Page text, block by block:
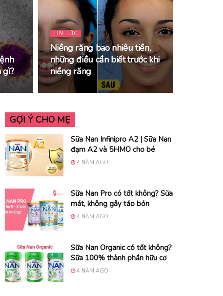
gì?
TIN TỨC
Niềng răng bao nhiêu tiền,
những điều cần biết trước khi
niềng răng
GỢI Ý CHO MẸ
Sữa Nan Infinipro A2 | Sữa Nan
đạm A2 và 5HMO cho bé
4 NĂM AGO
Sữa Nan Pro có tốt không? Sữa
mát, không gây táo bón
4 NĂM AGO
Sữa Nan Organic có tốt không?
Sữa 100% thành phần hữu cơ
4 NĂM AGO